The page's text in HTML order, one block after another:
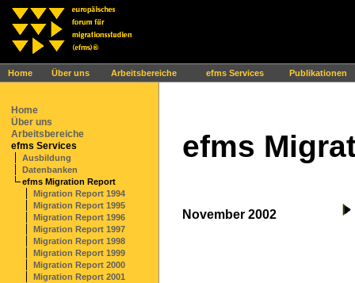
Home Über uns Arbeitsbereiche efms Services Publikationen
Ihr Browser interpretiert leider kein JavaScript!
Home
Über uns
Arbeitsbereiche
efms Services
Ausbildung
Datenbanken
efms Migration Report
Migration Report 1994
Migration Report 1995
Migration Report 1996
Migration Report 1997
Migration Report 1998
Migration Report 1999
Migration Report 2000
Migration Report 2001
efms
November 2002